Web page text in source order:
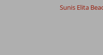
Sunis Elita